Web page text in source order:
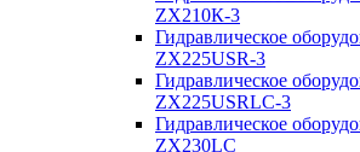
ZX210К-3
Гидравлическое
ZX225USR-3
Гидравлическое
ZX225USRLC-3
Гидравлическое
ZX230LC